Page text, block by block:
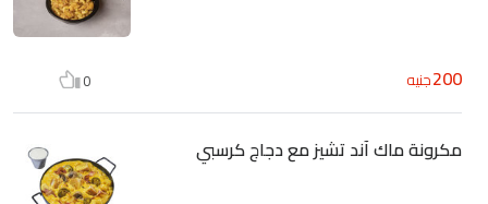
200جنيه 0
مكرونة ماك آند تشيز مع دجاج كرسبي